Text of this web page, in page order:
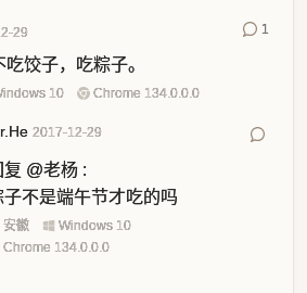
29 1
饺子，吃粽子。
10 Chrome 134.0.0.0
2017-12-29
复 @老杨 :
子不是端午节才吃的吗
安徽
Windows 10
Chrome 134.0.0.0